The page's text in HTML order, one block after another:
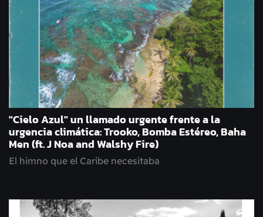
"Cielo Azul" un llamado urgente frente a la
urgencia climática: Trooko, Bomba Estéreo, Baha
Men (ft. J Noa and Walshy Fire)
El himno que el Caribe necesitaba